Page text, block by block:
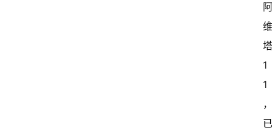
1
1